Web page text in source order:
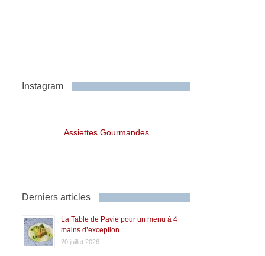
Instagram
Assiettes Gourmandes
Derniers articles
La Table de Pavie pour un menu à 4
mains d’exception
20 juillet 2026